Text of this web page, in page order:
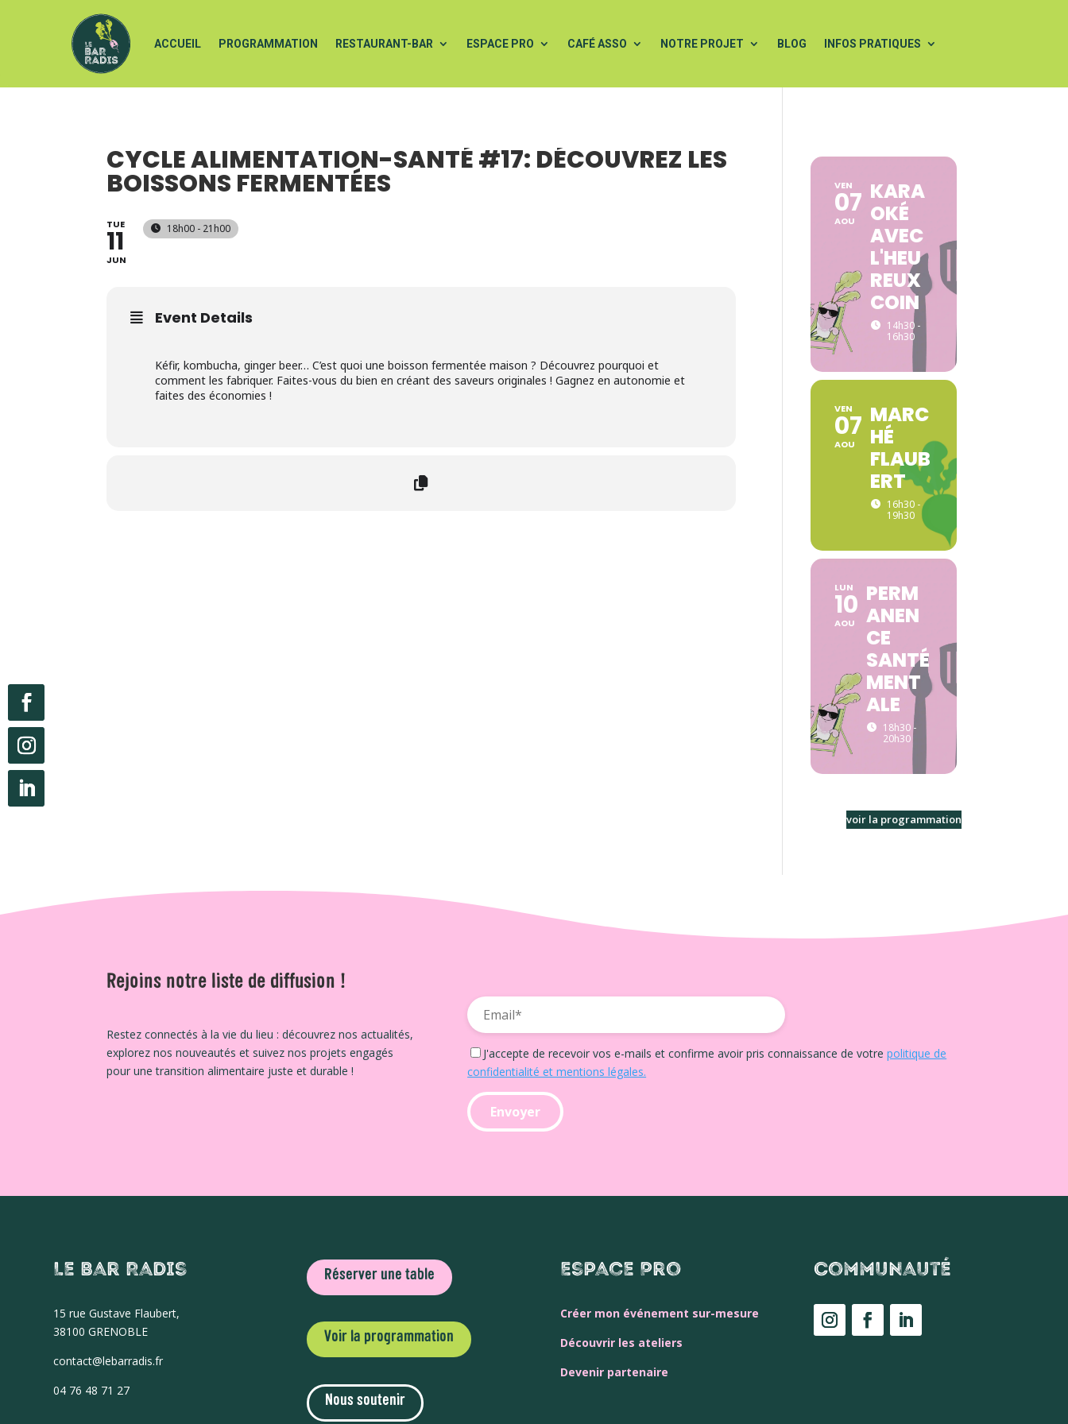
ACCUEIL PROGRAMMATION RESTAURANT-BAR ESPACE PRO CAFÉ ASSO NOTRE PROJET BLOG INFOS PRATIQUES
CYCLE ALIMENTATION-SANTÉ #17: DÉCOUVREZ LES
BOISSONS FERMENTÉES
TUE
11
JUN
18h00 - 21h00
Event Details
Kéfir, kombucha, ginger beer… C’est quoi une boisson fermentée maison ? Découvrez pourquoi et
comment les fabriquer. Faites-vous du bien en créant des saveurs originales ! Gagnez en autonomie et
faites des économies !
VEN
07
AOU
KARA
OKÉ
AVEC
L'HEU
REUX
COIN
14h30 -
16h30
VEN
07
AOU
MARC
HÉ
FLAUB
ERT
16h30 -
19h30
LUN
10
AOU
PERM
ANEN
CE
SANTÉ
MENT
ALE
18h30 -
20h30
voir la programmation
Rejoins notre liste de diffusion !
Restez connectés à la vie du lieu : découvrez nos actualités,
explorez nos nouveautés et suivez nos projets engagés
pour une transition alimentaire juste et durable !
J'accepte de recevoir vos e-mails et confirme avoir pris connaissance de votrepolitique de
confidentialité et mentions légales.
Le Bar Radis
15 rue Gustave Flaubert,
38100 GRENOBLE
contact@lebarradis.fr
04 76 48 71 27
Réserver une table
Voir la programmation
Nous soutenir
Espace Pro
Créer mon événement sur-mesure
Découvrir les ateliers
Devenir partenaire
Communauté